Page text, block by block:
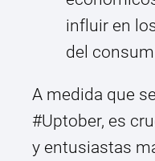
influir en
del
A medida que
#Uptober, es
y entusiastas